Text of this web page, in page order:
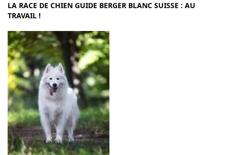
LA RACE DE CHIEN GUIDE BERGER BLANC SUISSE : AU
TRAVAIL !